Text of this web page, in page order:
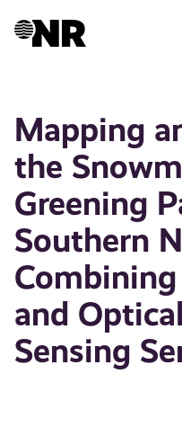
Mapping
the
Greening
Southern
and
Sensing